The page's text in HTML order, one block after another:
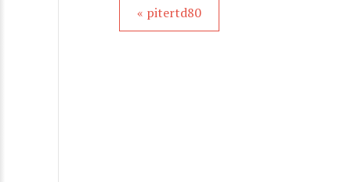
« pitertd80